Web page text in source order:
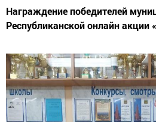
Награждение победителей
Республиканской онлайн